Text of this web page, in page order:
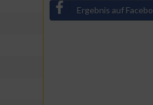
Ergebnis auf Facebook teilen